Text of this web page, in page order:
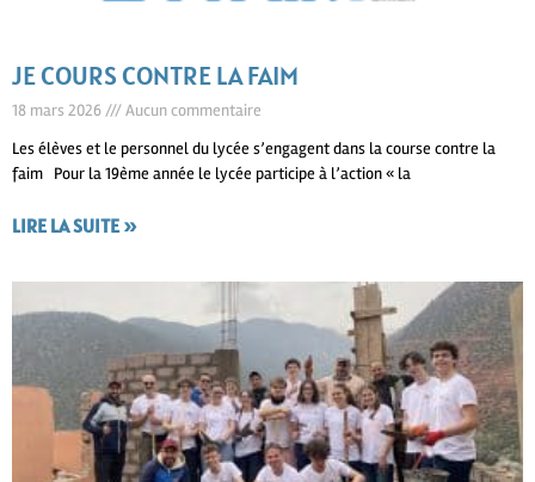
JE COURS CONTRE LA FAIM
18 mars 2026
Aucun commentaire
Les élèves et le personnel du lycée s’engagent dans la course contre la
faim Pour la 19ème année le lycée participe à l’action « la
LIRE LA SUITE »